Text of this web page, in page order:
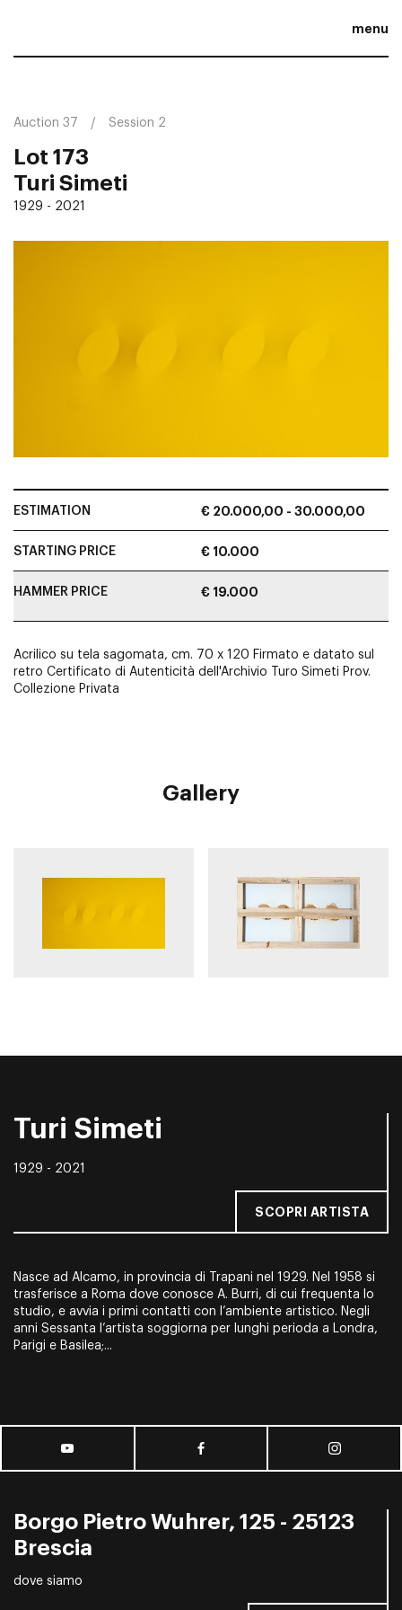
menu
Auction 37 Session 2
Lot 173
Turi Simeti
1929 - 2021
ESTIMATION € 20.000,00 - 30.000,00
STARTING PRICE € 10.000
HAMMER PRICE € 19.000
Acrilico su tela sagomata, cm. 70 x 120 Firmato e datato sul
retro Certificato di Autenticità dell'Archivio Turo Simeti Prov.
Collezione Privata
Gallery
Turi Simeti
1929 - 2021
SCOPRI ARTISTA
Nasce ad Alcamo, in provincia di Trapani nel 1929. Nel 1958 si
trasferisce a Roma dove conosce A. Burri, di cui frequenta lo
studio, e avvia i primi contatti con l’ambiente artistico. Negli
anni Sessanta l’artista soggiorna per lunghi perioda a Londra,
Parigi e Basilea;...
Borgo Pietro Wuhrer, 125 - 25123
Brescia
dove siamo